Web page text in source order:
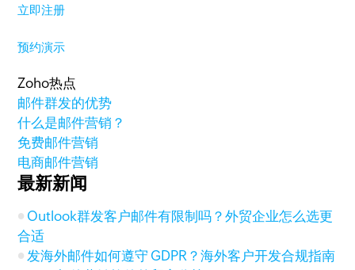
立即注册
预约演示
Zoho热点
邮件群发的优势
什么是邮件营销？
免费邮件营销
电商邮件营销
最新新闻
Outlook群发客户邮件有限制吗？外贸企业怎么选更
合适
发海外邮件如何遵守 GDPR？海外客户开发合规指南